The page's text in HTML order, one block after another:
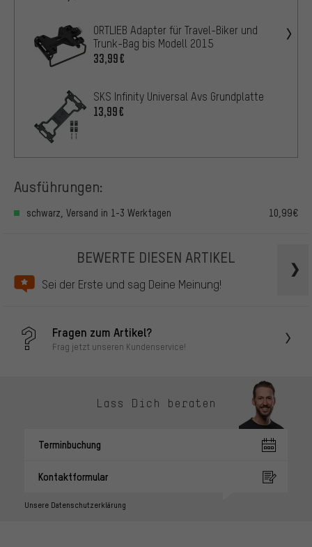
ORTLIEB Adapter für Travel-Biker und
Trunk-Bag bis Modell 2015
33,99€
SKS Infinity Universal Avs Grundplatte
13,99€
Ausführungen:
schwarz, Versand in 1-3 Werktagen 10,99€
BEWERTE DIESEN ARTIKEL
Sei der Erste und sag Deine Meinung!
Fragen zum Artikel?
Frag jetzt unseren Kundenservice!
Lass Dich beraten
Terminbuchung
Kontaktformular
Unsere Datenschutzerklärung